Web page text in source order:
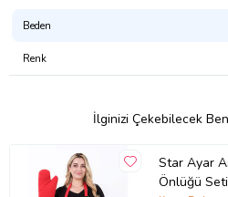
Beden
Renk
İlginizi Çekebilecek
Star Ayar
Önlüğü